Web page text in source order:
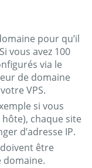
pour qu’il
vous avez 100
via le
de domaine
VPS.
si vous
chaque site
d’adresse IP.
être
domaine.